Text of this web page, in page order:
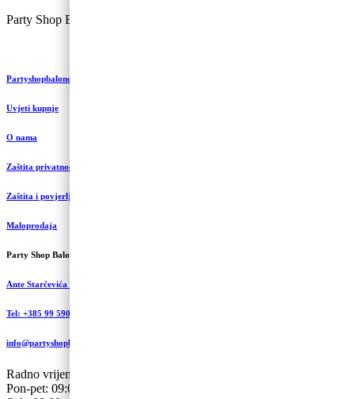
Party Shop Balončić, obrt ©
Partyshopbaloncic.hr
Uvjeti kupnje
O nama
Zaštita privatnosti i kolačići
Zaštita i povjerljivost podataka
Maloprodaja
Party Shop Balončić, obrt
Ante Starčevića 5A, Koprivnica
Tel: +385 99 590 2450
info@partyshopbaloncic.hr
Radno vrijeme
Pon-pet: 09:00-19.00